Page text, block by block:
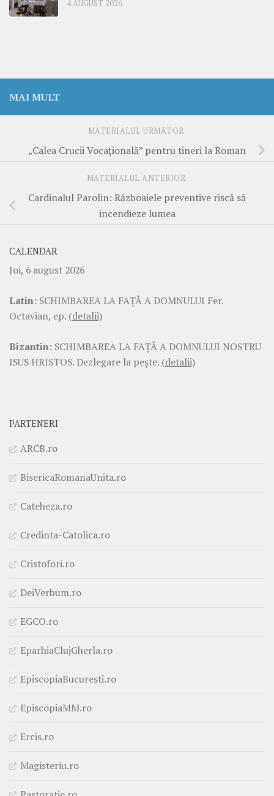
4 AUGUST 2026
MAI MULT
MATERIALUL URMĂTOR
„Calea Crucii Vocațională” pentru tineri la Roman
MATERIALUL ANTERIOR
Cardinalul Parolin: Războaiele preventive riscă să
incendieze lumea
CALENDAR
Joi, 6 august 2026
Latin: SCHIMBAREA LA FAŢĂ A DOMNULUI Fer.
Octavian, ep. (detalii)
Bizantin: SCHIMBAREA LA FAŢĂ A DOMNULUI NOSTRU
ISUS HRISTOS. Dezlegare la pește. (detalii)
PARTENERI
ARCB.ro
BisericaRomanaUnita.ro
Cateheza.ro
Credinta-Catolica.ro
Cristofori.ro
DeiVerbum.ro
EGCO.ro
EparhiaClujGherla.ro
EpiscopiaBucuresti.ro
EpiscopiaMM.ro
Ercis.ro
Magisteriu.ro